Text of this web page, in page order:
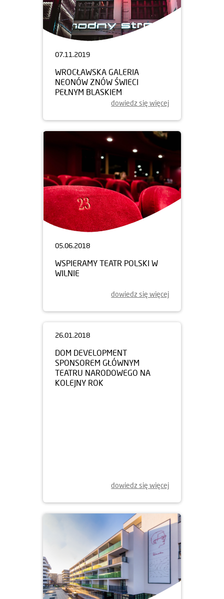
07.11.2019
WROCŁAWSKA GALERIA
NEONÓW ZNÓW ŚWIECI
PEŁNYM BLASKIEM
dowiedz się więcej
05.06.2018
WSPIERAMY TEATR POLSKI W
WILNIE
dowiedz się więcej
dowiedz się więcej